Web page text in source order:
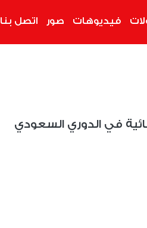
فيديوهات صور اتصل بنا
في الدوري السعودي